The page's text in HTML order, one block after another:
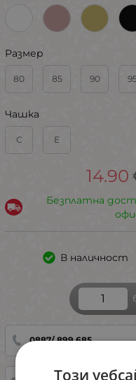
Размер
80 85 90
Чашка
С E
14.90
Безплатна
В наличност
0887/ 899 685
Този